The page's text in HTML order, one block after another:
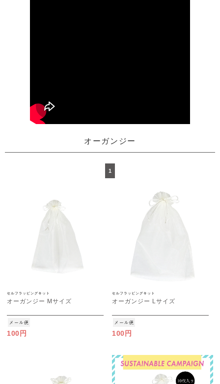
オーガンジー
1
セルフラッピングキット
オーガンジー Mサイズ
100円
セルフラッピングキット
オーガンジー Lサイズ
100円